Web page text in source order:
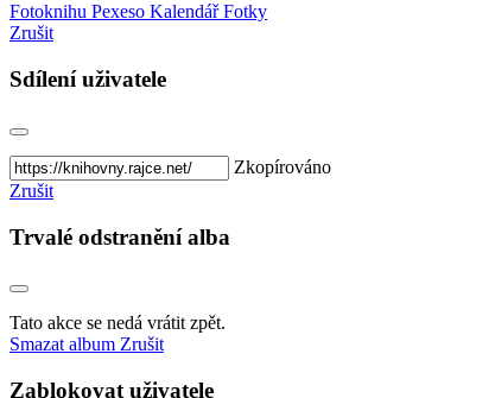
Fotoknihu Pexeso KalendářFotky
Zrušit
Sdílení uživatele
Zkopírováno
Zrušit
Trvalé odstranění alba
Tato akce se nedá vrátit zpět.
Smazat album Zrušit
Zablokovat uživatele